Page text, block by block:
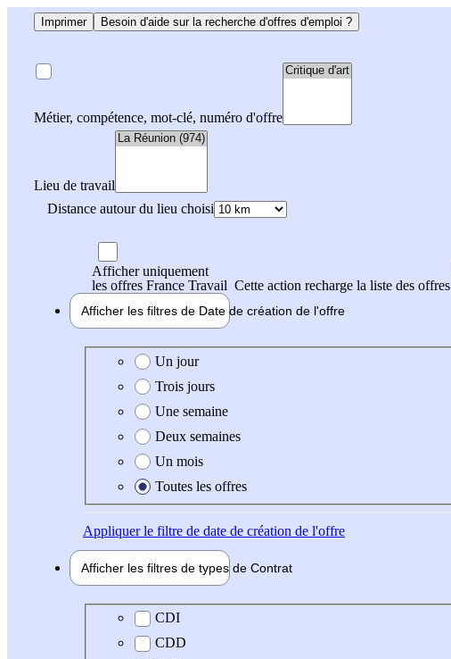
Imprimer Besoin d'aide sur la recherche d'offres d'emploi ?
Métier, compétence, mot-clé, numéro d'offre
Lieu de travail
Distance autour du lieu choisi
Afficher uniquement
les offres France Travail Cette action recharge la liste des offres
Afficher les filtres de Date de création de l'offre
Date de création de l'offre
Un jour
Trois jours
Une semaine
Deux semaines
Un mois
Toutes les offres
Appliquerle filtre de date de création de l'offre
Afficher les filtres de types de Contrat
Type de contrat
CDI
CDD